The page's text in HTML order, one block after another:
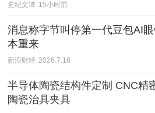
史纪文谭 15小时前
消息称字节叫停第一代豆包AI
本重来
新浪财经 2026.7.16
半导体陶瓷结构件定制 CNC精
陶瓷治具夹具